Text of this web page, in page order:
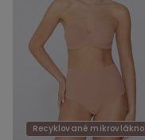
Recyklované mikrovlákno